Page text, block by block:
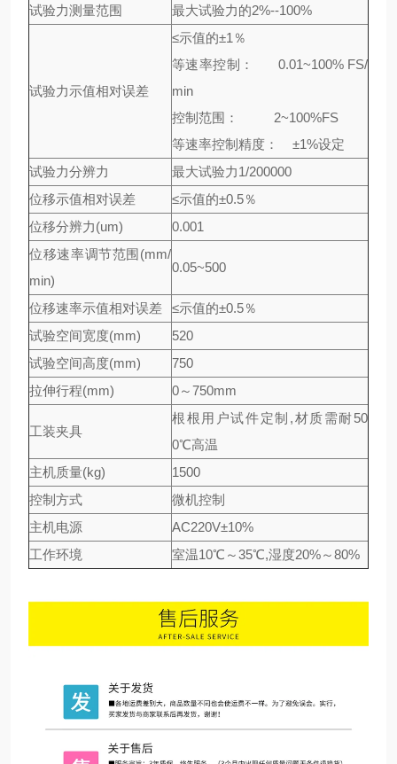
试验力测量范围
最大试验力的2%--100%
试验力示值相对误差
≤示值的±1％
等速率控制： 0.01~100% FS/
min
控制范围： 2~100%FS
等速率控制精度： ±1%设定
试验力分辨力
最大试验力1/200000
位移示值相对误差
≤示值的±0.5％
位移分辨力(um)
0.001
位移速率调节范围(mm/
min)
0.05~500
位移速率示值相对误差
≤示值的±0.5％
试验空间宽度(mm)
520
试验空间高度(mm)
750
拉伸行程(mm)
0～750mm
工装夹具
根根用户试件定制,材质需耐50
0℃高温
主机质量(kg)
1500
控制方式
微机控制
主机电源
AC220V±10%
工作环境
室温10℃～35℃,湿度20%～80%